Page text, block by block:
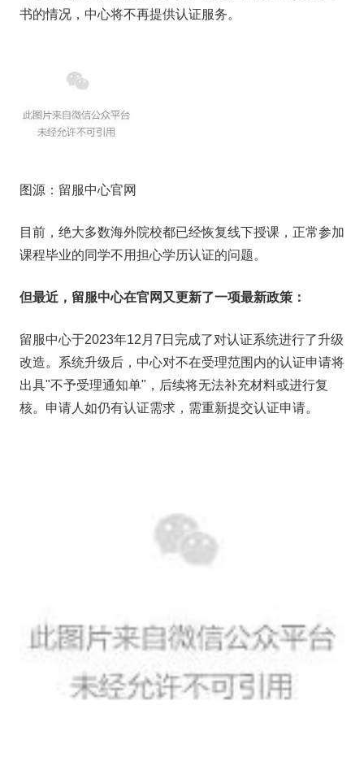
书的情况，中心将不再提供认证服务。
图源：留服中心官网
目前，绝大多数海外院校都已经恢复线下授课，正常参加
课程毕业的同学不用担心学历认证的问题。
但最近，留服中心在官网又更新了一项最新政策：
留服中心于2023年12月7日完成了对认证系统进行了升级
改造。系统升级后，中心对不在受理范围内的认证申请将
出具"不予受理通知单"，后续将无法补充材料或进行复
核。申请人如仍有认证需求，需重新提交认证申请。